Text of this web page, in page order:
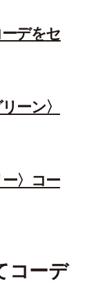
デをセ
ーン〉
〉コー
コーデ